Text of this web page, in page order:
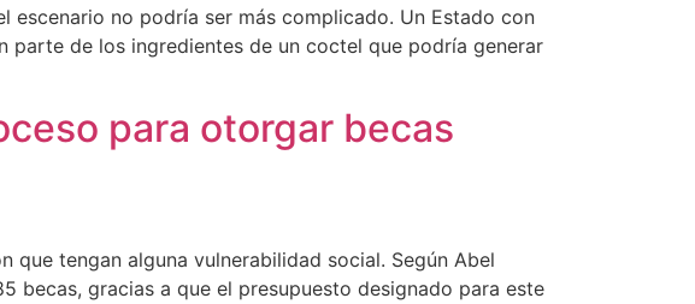
escenario no podría ser más complicado. Un Estado con
parte de los ingredientes de un coctel que podría generar
para otorgar becas
que tengan alguna vulnerabilidad social. Según Abel
becas, gracias a que el presupuesto designado para este